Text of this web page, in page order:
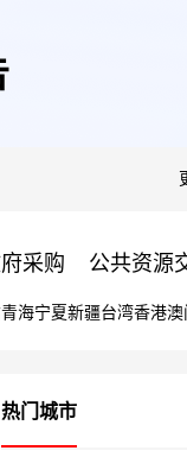
采购 公共资源
青海宁夏新疆台湾香港澳
热门城市